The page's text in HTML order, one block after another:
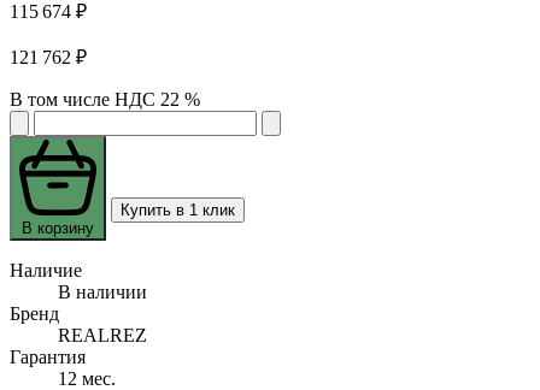
115 674 ₽
121 762 ₽
В том числе НДС 22 %
В корзину
Купить в 1 клик
Наличие
В наличии
Бренд
REALREZ
Гарантия
12 мес.